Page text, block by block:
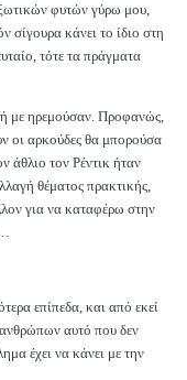
φυτών γύρω μου,
σίγουρα κάνει το ίδιο στη
τότε τα πράγματα
με ηρεμούσαν. Προφανώς,
οι αρκούδες θα μπορούσα
άθλιο τον Ρέντικ ήταν
θέματος πρακτικής,
για να καταφέρω στην
επίπεδα, και από εκεί
αυτό που δεν
έχει να κάνει με την